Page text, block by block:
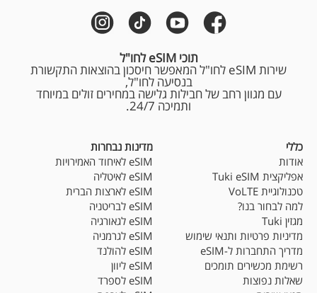
תוכי eSIM לחו"ל
שירות eSIM לחו"ל המאפשר חיסכון בהוצאות התקשורת
בנסיעה לחו"ל,
עם מגוון רחב של חבילות גלישה במחירים זולים במיוחד
ותמיכה 24/7.
כללי
אודות
אפליקצית Tuki eSIM
טכנולוגיית VoLTE
למה לבחור בנו?
מגזין Tuki
מדיניות פרטיות ותנאי שימוש
מדריך התחברות ל-eSIM
רשימת מכשירים תומכים
שאלות נפוצות
מדינות נבחרות
eSIM לאיחוד האמירויות
eSIM לאיטליה
eSIM לארצות הברית
eSIM לבריטניה
eSIM לגאורגיה
eSIM לגרמניה
eSIM להולנד
eSIM ליוון
eSIM לספרד